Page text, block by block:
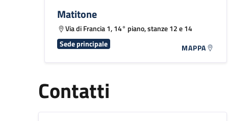
Matitone
Via di Francia 1, 14° piano, stanze 12 e 14
Sede principale MAPPA
Contatti